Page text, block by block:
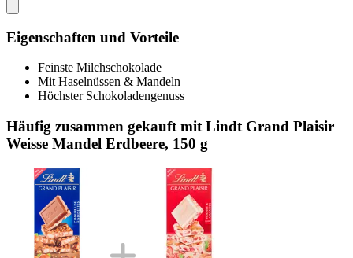
Eigenschaften und Vorteile
Feinste Milchschokolade
Mit Haselnüssen & Mandeln
Höchster Schokoladengenuss
Häufig zusammen gekauft mit Lindt Grand Plaisir
Weisse Mandel Erdbeere, 150 g